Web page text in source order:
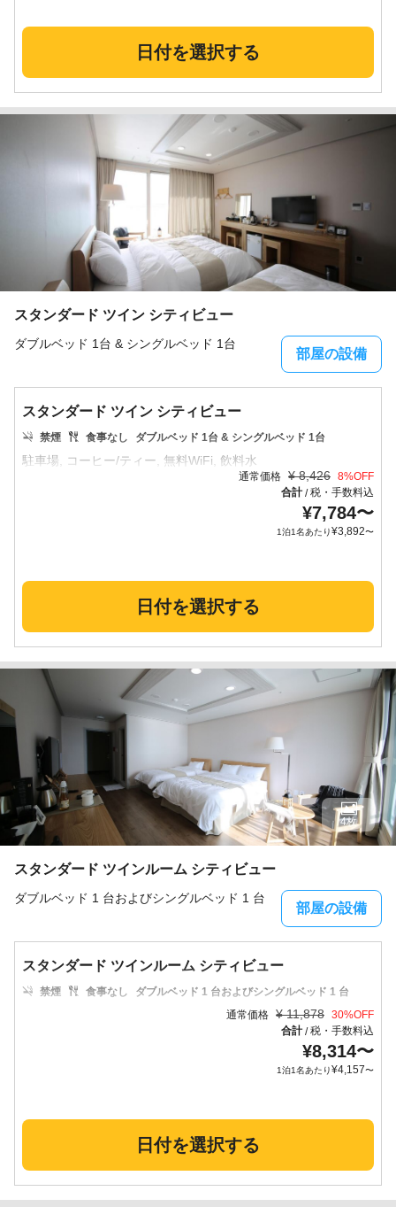
日付を選択する
スタンダード ツイン シティビュー
ダブルベッド 1台 & シングルベッド 1台
部屋の設備
スタンダード ツイン シティビュー
禁煙 食事なし ダブルベッド 1台 & シングルベッド 1台
通常価格 ¥ 8,426 8%OFF
合計/税・手数料込
¥7,784〜
1泊1名あたり¥3,892〜
日付を選択する
スタンダード ツインルーム シティビュー
ダブルベッド 1 台およびシングルベッド 1 台
部屋の設備
4枚
スタンダード ツインルーム シティビュー
禁煙 食事なし
ダブルベッド 1 台およびシングルベッド 1 台
通常価格 ¥ 11,878 30%OFF
合計/税・手数料込
¥8,314〜
1泊1名あたり¥4,157〜
日付を選択する